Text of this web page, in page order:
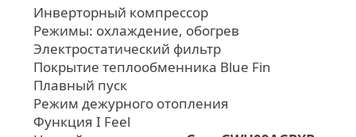
Инверторный компрессор
Режимы: охлаждение, обогрев
Электростатический фильтр
Покрытие теплообменника Blue Fin
Плавный пуск
Режим дежурного отопления
Функция I Feel